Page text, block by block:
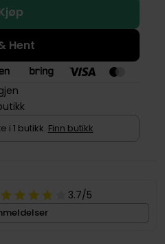
Hent
i 1 butikk. Finn butikk
3.7/5